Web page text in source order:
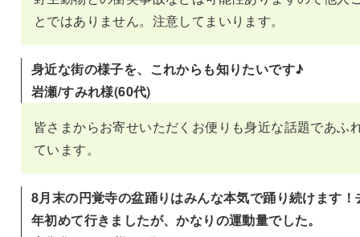
とではありません。注意してまいります。
身近な街の様子を、これからも知りたいです♪
岩瀬/すみれ様(60代)
皆さまからお寄せいただくお便りも身近な話題であふ
ています。
8月末の円覚寺の盆踊りはみんな本気で踊り続けます！
年初めて行きましたが、かなりの運動量でした。